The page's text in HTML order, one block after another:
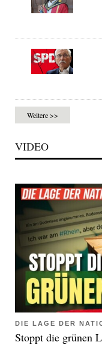
Weitere >>
VIDEO
DIE LAGE DER
Stoppt die grünen